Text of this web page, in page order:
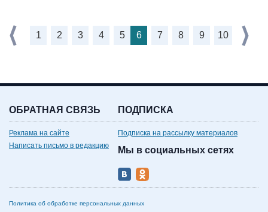
1 2 3 4 5 6 7 8 9 10
ОБРАТНАЯ СВЯЗЬ
Реклама на сайте
Написать письмо в редакцию
ПОДПИСКА
Подписка на рассылку материалов
Мы в социальных сетях
Политика об обработке персональных данных